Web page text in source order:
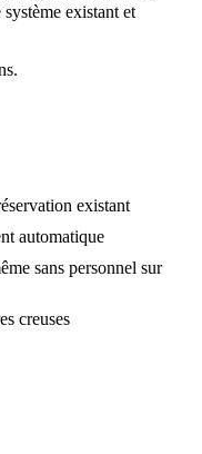
existant et
existant
automatique
sans personnel sur
creuses